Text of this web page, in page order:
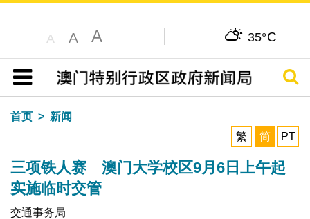
A A A 35°C
目录
搜寻
首页
新闻
繁
简 PT
三项铁人赛 澳门大学校区9月6日上午起
实施临时交管
交通事务局